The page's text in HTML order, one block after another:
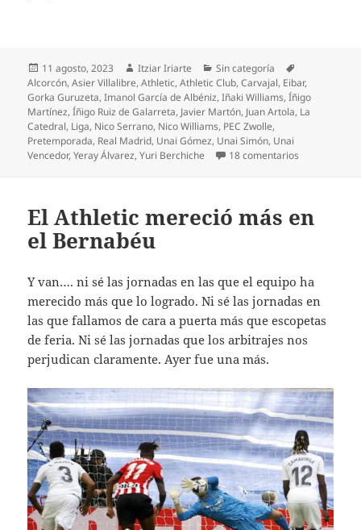
Publicado
el
11 agosto, 2023 Autor
Itziar Iriarte Categorías
Sin categoría
Alcorcón,Asier Villalibre,Athletic,Athletic Club,Carvajal, Eibar,
Gorka Guruzeta,Imanol García de Albéniz,Iñaki Williams,Íñigo
Martínez,Íñigo Ruiz de Galarreta, Javier Martón, Juan Artola, La
Catedral, Liga, Nico Serrano, Nico Williams, PEC Zwolle,
Pretemporada, Real Madrid, Unai Gómez, Unai Simón, Unai
Vencedor,Yeray Álvarez,Yuri Berchiche 18 comentarios
El Athletic mereció más en
el Bernabéu
Y van…. ni sé las jornadas en las que el equipo ha
merecido más que lo logrado. Ni sé las jornadas en
las que fallamos de cara a puerta más que escopetas
de feria. Ni sé las jornadas que los arbitrajes nos
perjudican claramente. Ayer fue una más.